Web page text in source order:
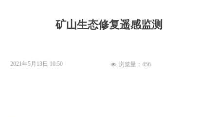
矿山生态修复遥感监测
2021年5月13日 10:50 넶 浏览量： 456